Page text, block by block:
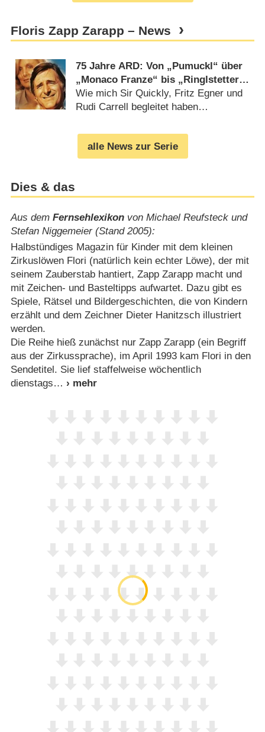
Floris Zapp Zarapp – News
75 Jahre ARD: Von „Pumuckl“ über
„Monaco Franze“ bis „Ringlstetter“-
Das reichhaltige TV-Kulturerbe des
BR
Wie mich Sir Quickly, Fritz Egner und
Rudi Carrell begleitet haben
alle News zur Serie
Dies & das
Aus dem Fernsehlexikonvon Michael Reufsteck und
Stefan Niggemeier (Stand 2005):
Halbstündiges Magazin für Kinder mit dem kleinen
Zirkuslöwen Flori (natürlich kein echter Löwe), der mit
seinem Zauberstab hantiert, Zapp Zarapp macht und
mit Zeichen- und Basteltipps aufwartet. Dazu gibt es
Spiele, Rätsel und Bildergeschichten, die von Kindern
erzählt und dem Zeichner Dieter Hanitzsch illustriert
werden.
Die Reihe hieß zunächst nur Zapp Zarapp (ein Begriff
aus der Zirkussprache), im April 1993 kam Flori in den
Sendetitel. Sie lief staffelweise wöchentlich
dienstags